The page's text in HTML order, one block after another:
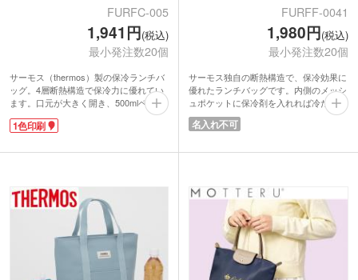
FURFC-005
1,941円(税込)
最小発注数20個
サーモス（thermos）製の保冷ランチバ
ッグ。4層断熱構造で保冷力に優れてい
ます。口元が大きく開き、500mlペット
ボトルが縦に入るサイズ感です。サイド
のボタンを閉じればコンパクトに、外す
サーモス 保冷ランチバッグは1色印刷が
ます。
1色印刷
FURFF-0041
1,980円(税込)
最小発注数20個
サーモス独自の断熱構造で、保冷効果に
優れたランチバッグです。内側のメッシ
ュポケットに保冷剤を入れれば冷たさ長
持ち！フロントにも小物を入れられるポ
ケットが付いています。通勤・通学にち
わず使いやすいシンプルなデザインが魅
ます。
手洗いOKで長くお使いいただけるアイ
テムです。雑貨店の購入特典や飲食店の
周年記念品で配布すれば喜ばれますよ。
名入れ不可